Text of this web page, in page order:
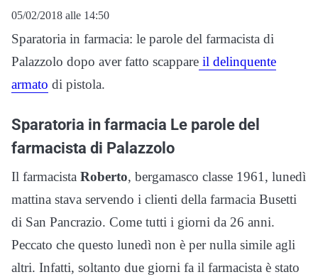
05/02/2018 alle 14:50
Sparatoria in farmacia: le parole del farmacista di
Palazzolo dopo aver fatto scappare il delinquente
armato di pistola.
Sparatoria in farmacia Le parole del
farmacista di Palazzolo
Il farmacista Roberto, bergamasco classe 1961, lunedì
mattina stava servendo i clienti della farmacia Busetti
di San Pancrazio. Come tutti i giorni da 26 anni.
Peccato che questo lunedì non è per nulla simile agli
altri. Infatti, soltanto due giorni fa il farmacista è stato